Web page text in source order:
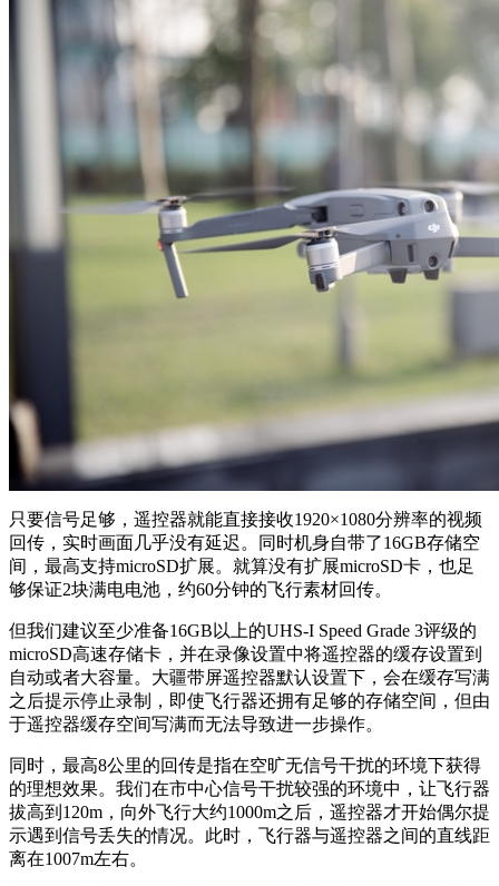
只要信号足够，遥控器就能直接接收1920×1080分辨率的视频
回传，实时画面几乎没有延迟。同时机身自带了16GB存储空
间，最高支持microSD扩展。就算没有扩展microSD卡，也足
够保证2块满电电池，约60分钟的飞行素材回传。
但我们建议至少准备16GB以上的UHS-I Speed Grade 3评级的
microSD高速存储卡，并在录像设置中将遥控器的缓存设置到
自动或者大容量。大疆带屏遥控器默认设置下，会在缓存写满
之后提示停止录制，即使飞行器还拥有足够的存储空间，但由
于遥控器缓存空间写满而无法导致进一步操作。
同时，最高8公里的回传是指在空旷无信号干扰的环境下获得
的理想效果。我们在市中心信号干扰较强的环境中，让飞行器
拔高到120m，向外飞行大约1000m之后，遥控器才开始偶尔提
示遇到信号丢失的情况。此时，飞行器与遥控器之间的直线距
离在1007m左右。